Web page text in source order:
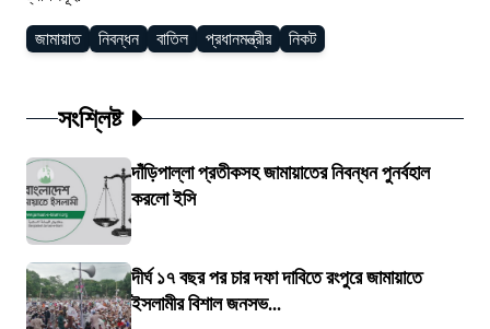
জামায়াত নিবন্ধন বাতিল প্রধানমন্ত্রীর নিকট
সংশ্লিষ্ট
দাঁড়িপাল্লা প্রতীকসহ জামায়াতের নিবন্ধন পুনর্বহাল
করলো ইসি
দীর্ঘ ১৭ বছর পর চার দফা দাবিতে রংপুরে জামায়াতে
ইসলামীর বিশাল জনসভ...